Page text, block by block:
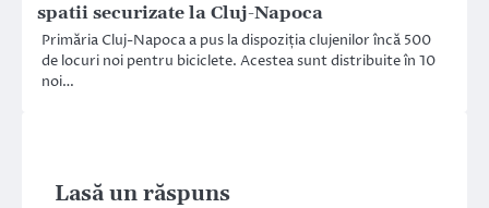
spatii securizate la Cluj-Napoca
Primăria Cluj-Napoca a pus la dispoziția clujenilor încă 500
de locuri noi pentru biciclete. Acestea sunt distribuite în 10
noi…
Lasă un răspuns